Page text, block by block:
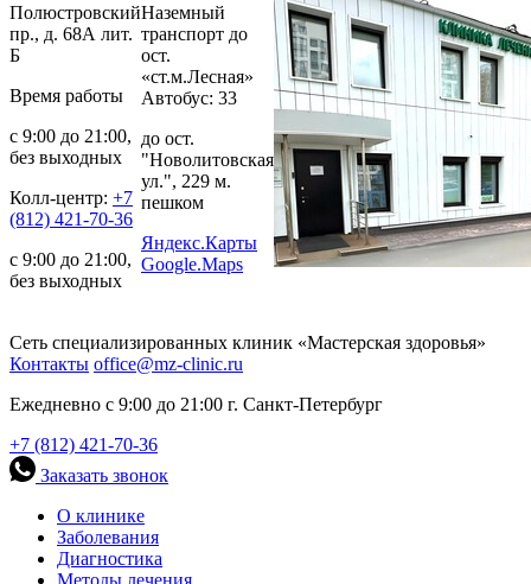
Полюстровский
пр., д. 68А лит.
Б
Время работы
с 9:00 до 21:00,
без выходных
Колл-центр: +7
(812) 421-70-36
с 9:00 до 21:00,
без выходных
Наземный
транспорт до
ост.
«ст.м.Лесная»
Автобус: 33
до ост.
"Новолитовская
ул.", 229 м.
пешком
Яндекс.Карты
Google.Maps
Сеть специализированных клиник «Мастерская здоровья»
Контакты office@mz-clinic.ru
Ежедневно с 9:00 до 21:00 г. Санкт-Петербург
+7 (812) 421-70-36
Заказать звонок
О клинике
Заболевания
Диагностика
Методы лечения